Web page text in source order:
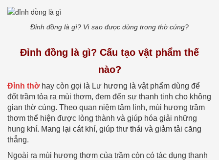
Đỉnh đồng là gì? Vì sao được dùng trong thờ cúng?
Đỉnh đồng là gì? Cấu tạo vật phẩm thế
nào?
Đỉnh thờhay còn gọi là Lư hương là vật phẩm dùng để
đốt trầm tỏa ra mùi thơm, đem đến sự thanh tịnh cho không
gian thờ cúng. Theo quan niệm tâm linh, mùi hương trầm
thơm thể hiện được lòng thành và giúp hóa giải những
hung khí. Mang lại cát khí, giúp thư thái và giảm tải căng
thẳng.
Ngoài ra mùi hương thơm của trầm còn có tác dụng thanh